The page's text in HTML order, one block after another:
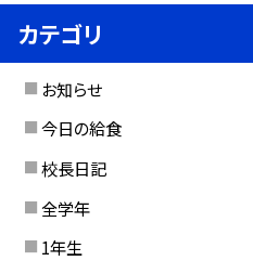
カテゴリ
お知らせ
今日の給食
校長日記
全学年
1年生